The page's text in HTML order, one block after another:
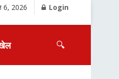
6, 2026 Login
🔍